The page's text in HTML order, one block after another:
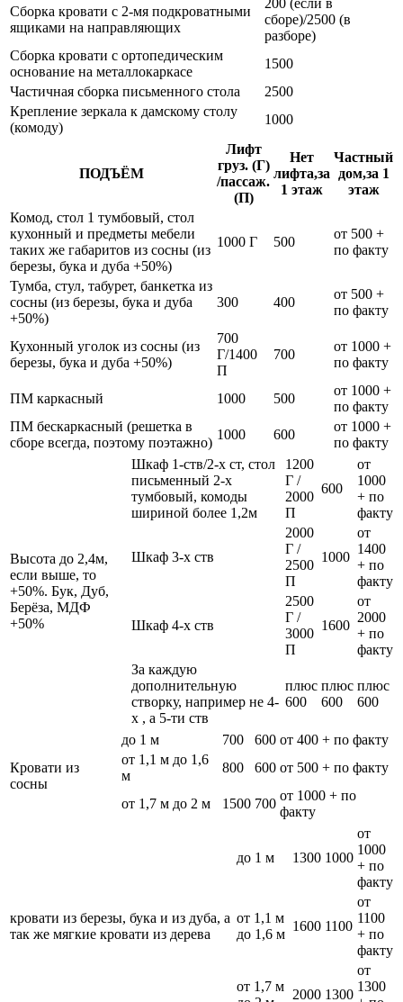
Сборка кровати с 2-мя подкроватными
ящиками на направляющих
сборе)/2500 (в
разборе)
Сборка кровати с ортопедическим
основание на металлокаркасе
1500
Частичная сборка письменного стола
2500
Крепление зеркала к дамскому столу
(комоду)
1000
ПОДЪЁМ
Лифт
груз. (Г)
/пассаж.
(П)
Нет
лифта,за
1 этаж
Частный
дом,за 1
этаж
Комод, стол 1 тумбовый, стол
кухонный и предметы мебели
таких же габаритов из сосны (из
березы, бука и дуба +50%)
1000 Г 500
от 500 +
по факту
Тумба, стул, табурет, банкетка из
сосны (из березы, бука и дуба
+50%)
300 400
от 500 +
по факту
Кухонный уголок из сосны (из
березы, бука и дуба +50%)
700
Г/1400
П
700
от 1000 +
по факту
ПМ каркасный 1000 500
от 1000 +
по факту
ПМ бескаркасный (решетка в
сборе всегда, поэтому поэтажно)
1000 600
от 1000 +
по факту
Высота до 2,4м,
если выше, то
+50%. Бук, Дуб,
Берёза, МДФ
+50%
Шкаф 1-ств/2-х ст, стол
письменный 2-х
тумбовый, комоды
шириной более 1,2м
1200
Г /
2000
П
600
от
1000
+ по
факту
Шкаф 3-х ств
2000
Г /
2500
П
1000
от
1400
+ по
факту
Шкаф 4-х ств
2500
Г /
3000
П
1600
от
2000
+ по
факту
За каждую
дополнительную
створку, например не 4-
х , а 5-ти ств
плюс
600
плюс
600
плюс
600
Кровати из
сосны
до 1 м 700 600 от 400 + по факту
от 1,1 м до 1,6
м
800 600 от 500 + по факту
от 1,7 м до 2 м 1500 700
от 1000 + по
факту
кровати из березы, бука и из дуба, а
так же мягкие кровати из дерева
до 1 м 1300 1000
от
1000
+ по
факту
от 1,1 м
до 1,6 м
1600 1100
от
1100
+ по
факту
от 1,7 м
2000 1300
от
1300